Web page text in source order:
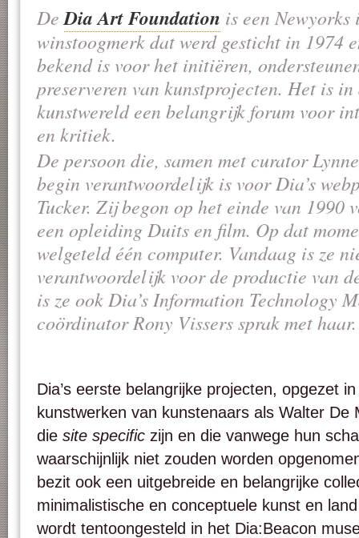
De Dia Art Foundation is een
winstoogmerk dat werd gesticht in 1974
bekend is voor het initiëren,
preserveren van kunstprojecten. Het is
kunstwereld een belangrijk forum voor
en kritiek.
De persoon die, samen met curator
begin verantwoordelijk is voor Dia’s
Tucker. Zij begon op het einde van 1990
een opleiding Duits en film. Op dat
welgeteld één computer. Vandaag is ze
verantwoordelijk voor de productie van
is ze ook Dia’s Information Technology
coördinator Rony Vissers sprak met haar.
Dia’s eerste belangrijke projecten, opgezet
kunstwerken van kunstenaars als Walter De
die site specific zijn en die vanwege hun
waarschijnlijk niet zouden worden
bezit ook een uitgebreide en belangrijke
minimalistische en conceptuele kunst en
wordt tentoongesteld in het Dia:Beacon